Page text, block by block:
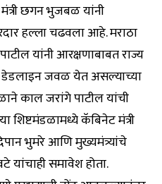
छगन भुजबळ यांनी
हल्ला चढवला आहे. मराठा
यांनी आरक्षणाबाबत राज्य
डेडलाइन जवळ येत असल्याच्या
काल जरांगे पाटील यांची
कॅबिनेट मंत्री
भुमरे आणि मुख्यमंत्र्यांचे
यांचाही समावेश होता.